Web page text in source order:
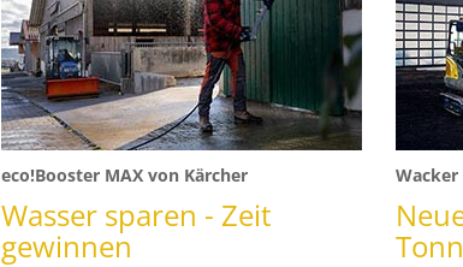
eco!Booster MAX von Kärcher
Wasser sparen - Zeit
gewinnen
Wacker